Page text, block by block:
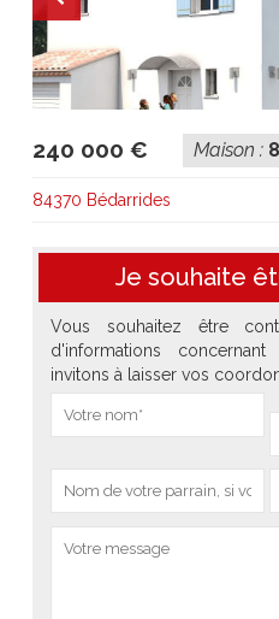
240 000 € Maison :
84370 Bédarrides
Je souhaite
Vous souhaitez être
d'informations
invitons à laisser vos